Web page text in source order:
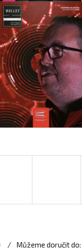
Můžeme doručit do: